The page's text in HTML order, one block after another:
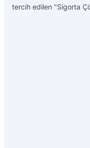
tercih edilen "Sigorta